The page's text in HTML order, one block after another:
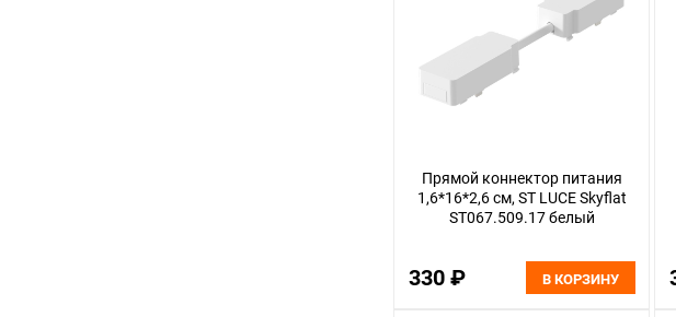
Прямой коннектор питания
1,6*16*2,6 см, ST LUCE Skyflat
ST067.509.17 белый
330 ₽ В КОРЗИНУ